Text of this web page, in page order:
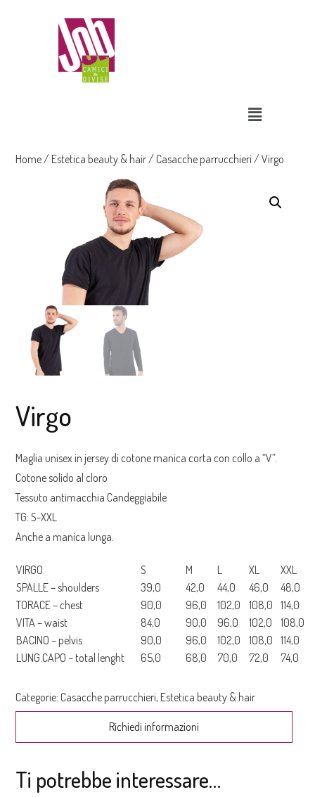
Home/ Estetica beauty & hair/ Casacche parrucchieri / Virgo
Virgo
Maglia unisex in jersey di cotone manica corta con collo a “V”.
Cotone solido al cloro
Tessuto antimacchia Candeggiabile
TG: S-XXL
Anche a manica lunga.
VIRGO S M L XL
XXL
SPALLE – shoulders
39,0 42,0 44,0 46,0
48,0
TORACE – chest
90,0 96,0 102,0 108,0
114,0
VITA – waist
84,0 90,0 96,0 102,0
108,0
BACINO – pelvis
90,0 96,0 102,0 108,0
114,0
LUNG.CAPO – total lenght
65,0 68,0 70,0 72,0 74,0
Categorie: Casacche parrucchieri, Estetica beauty & hair
Richiedi informazioni
Ti potrebbe interessare…